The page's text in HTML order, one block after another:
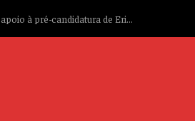
à pré-candidatura de Eri...